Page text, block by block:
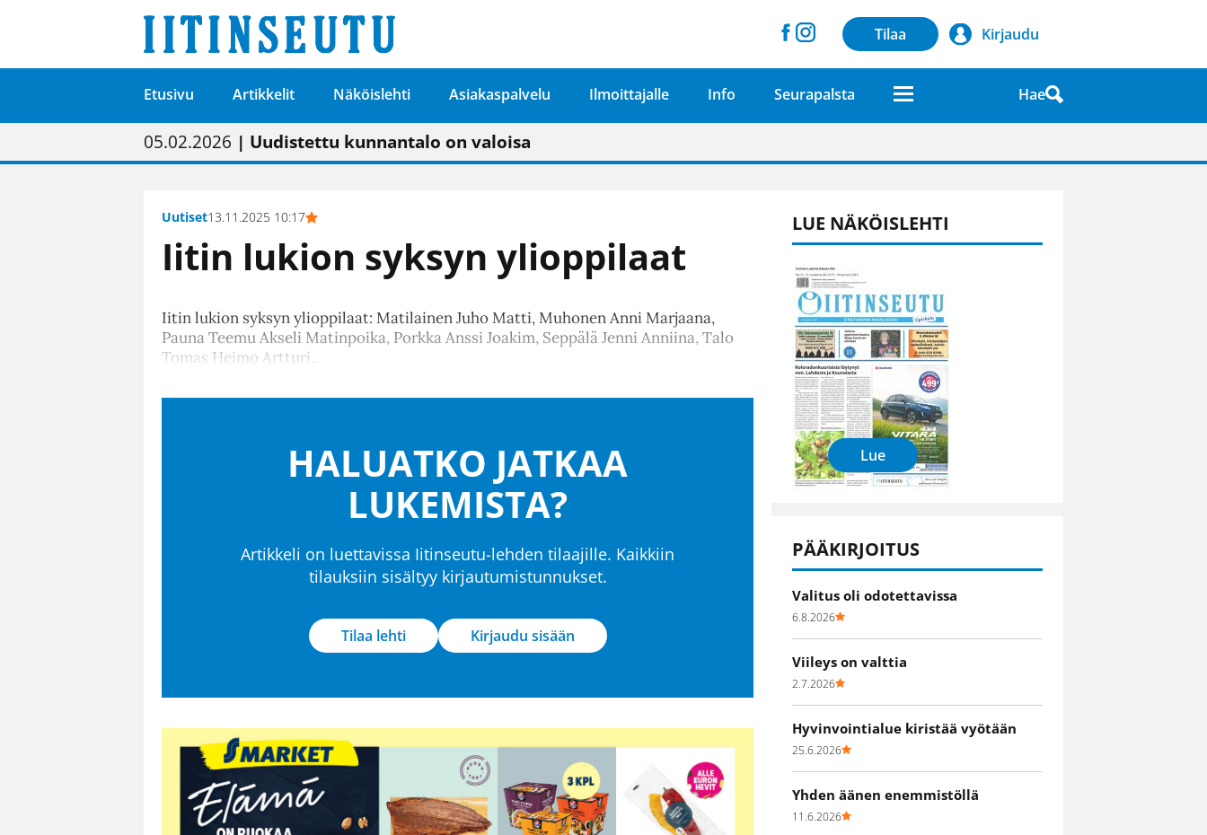
Tilaa Kirjaudu
Etusivu Artikkelit Näköislehti Asiakaspalvelu Ilmoittajalle Info Seurapalsta Hae
01.02.2026 | Painon vaihtumisen pitäisi näkyä hieman parempana painojäljen laatuna lehdessä
05.02.2026 | Uudistettu kunnantalo on valoisa
23.04.2026 | “Olemme käynnistämässä uudelleen keskustavisiotyön”
09.05.2026| "Maalla on totuttu elämään omavaraisemmin kuin kaupungissa"
Uutiset13.11.2025 10:17
Iitin lukion syksyn ylioppilaat
Iitin lukion syksyn ylioppilaat: Matilainen Juho Matti, Muhonen Anni Marjaana,
Pauna Teemu Akseli Matinpoika, Porkka Anssi Joakim, Seppälä Jenni Anniina, Talo
Tomas Heimo Artturi.
HALUATKO JATKAA
LUKEMISTA?
Artikkeli on luettavissa Iitinseutu-lehden tilaajille. Kaikkiin
tilauksiin sisältyy kirjautumistunnukset.
Tilaa lehti Kirjaudu sisään
LUE NÄKÖISLEHTI
Lue
PÄÄKIRJOITUS
Valitus oli odotettavissa
6.8.2026
Viileys on valttia
2.7.2026
Hyvinvointialue kiristää vyötään
25.6.2026
Yhden äänen enemmistöllä
11.6.2026